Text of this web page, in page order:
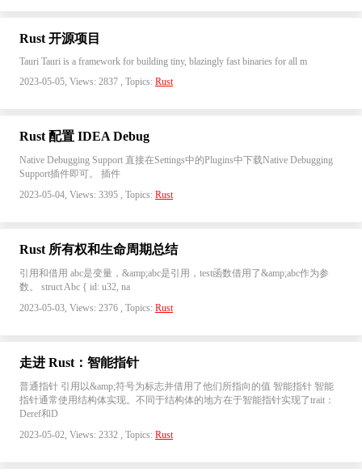
Rust 开源项目
Tauri Tauri is a framework for building tiny, blazingly fast binaries for all m
2023-05-05, Views: 2837 , Topics: Rust
Rust 配置 IDEA Debug
Native Debugging Support 直接在Settings中的Plugins中下载Native Debugging
Support插件即可。 插件
2023-05-04, Views: 3395 , Topics: Rust
Rust 所有权和生命周期总结
引用和借用 abc是变量，&amp;abc是引用，test函数借用了&amp;abc作为参
数。 struct Abc { id: u32, na
2023-05-03, Views: 2376 , Topics: Rust
走进 Rust：智能指针
普通指针 引用以&amp;符号为标志并借用了他们所指向的值 智能指针 智能
指针通常使用结构体实现。不同于结构体的地方在于智能指针实现了trait：
Deref和D
2023-05-02, Views: 2332 , Topics: Rust